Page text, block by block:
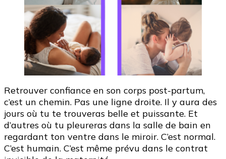
Retrouver confiance en son corps post-partum,
c’est un chemin. Pas une ligne droite. Il y aura des
jours où tu te trouveras belle et puissante. Et
d’autres où tu pleureras dans la salle de bain en
regardant ton ventre dans le miroir. C’est normal.
C’est humain. C’est même prévu dans le contrat